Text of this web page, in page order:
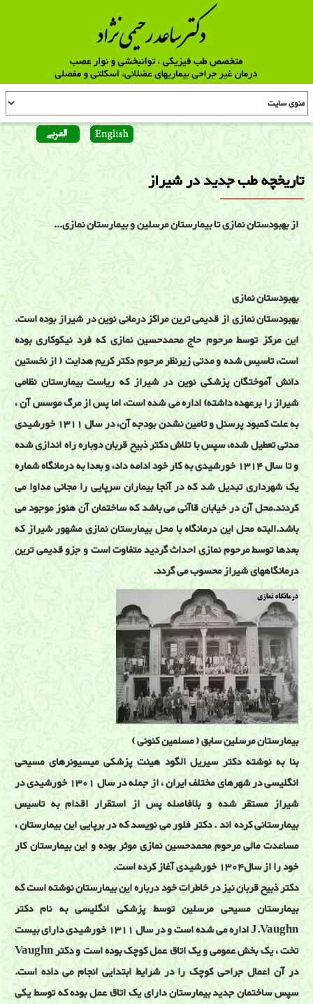
تاریخچه طب جدید در شیراز
از بهبودستان نمازی تا بیمارستان مرسلین و بیمارستان نمازی...
بهبودستان نمازی
بهبودستان نمازی از قدیمی ترین مراکز درمانی نوین در شیراز بوده است.
این مرکز توسط مرحوم حاج محمدحسین نمازی که فرد نیکوکاری بوده
است، تاسیس شده و مدتی زیرنظر مرحوم دکتر کریم هدایت ( از نخستین
دانش آموختگان پزشکی نوین در شیراز که ریاست بیمارستان نظامی
شیراز را برعهده داشته) اداره می شده است، اما پس از مرگ موسس آن ،
به علت کمبود پرسنل و تامین نشدن بودجه آن، در سال 1311 خورشیدی
مدتی تعطیل شده، سپس با تلاش دکتر ذبیح قربان دوباره راه اندازی شده
و تا سال 1314 خورشیدی به کار خود ادامه داد، و بعدا به درمانگاه شماره
یک شهرداری تبدیل شد که در آنجا بیماران سرپایی را مجانی مداوا می
کردند.محل آن در خیابان قاآنی می باشد که ساختمان آن هنوز موجود می
باشد.البته محل این درمانگاه با محل بیمارستان نمازی مشهور شیراز که
بعدها توسط مرحوم نمازی احداث گردید متفاوت است و جزو قدیمی ترین
درمانگاههای شیراز محسوب می گردد.
بیمارستان مرسلین سابق ( مسلمین کنونی )
بنا به نوشته دکتر سیریل الگود هیئت پزشکی میسیونرهای مسیحی
انگلیسی در شهرهای مختلف ایران ، از جمله در سال 1301 خورشیدی در
شیراز مستقر شده و بلافاصله پس از استقرار اقدام به تاسیس
بیمارستانی کرده اند . دکتر فلور می نویسد که در برپایی این بیمارستان ،
مساعدت مالی مرحوم محمدحسین نمازی موثر بوده و این بیمارستان کار
خود را از سال1304 خورشیدی آغاز کرده است.
دکتر ذبیح قربان نیز در خاطرات خود درباره این بیمارستان نوشته است که
بیمارستان مسیحی مرسلین توسط پزشکی انگلیسی به نام دکتر
J.Vaughn اداره می شده است و در سال 1311 خورشیدی دارای بیست
تخت ، یک بخش عمومی و یک اتاق عمل کوچک بوده است و دکتر Vaughn
در آن اعمال جراحی کوچک را در شرایط ابتدایی انجام می داده است.
سپس ساختمان جدید بیمارستان دارای یک اتاق عمل بوده که توسط یکی